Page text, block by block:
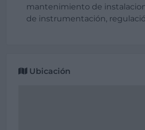
mantenimiento de
de instrumentación,
Ubicación